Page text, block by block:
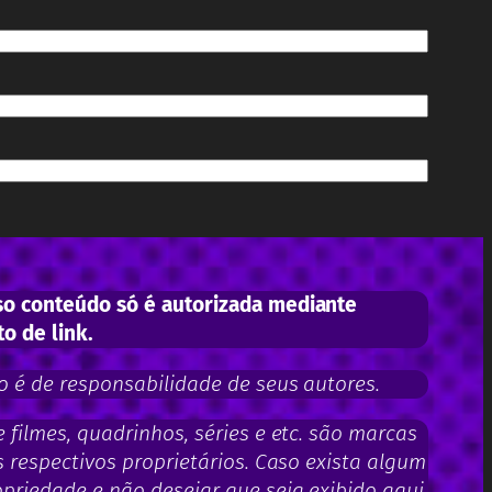
conteúdo só é autorizada mediante
de link.
é de responsabilidade de seus autores.
filmes, quadrinhos, séries e etc. são marcas
respectivos proprietários. Caso exista algum